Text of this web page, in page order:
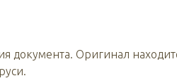
документа. Оригинал